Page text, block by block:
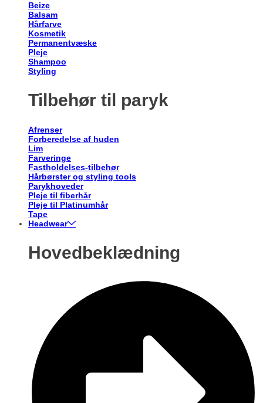
Beize
Balsam
Hårfarve
Kosmetik
Permanentvæske
Pleje
Shampoo
Styling
Tilbehør til paryk
Afrenser
Forberedelse af huden
Lim
Farveringe
Fastholdelses-tilbehør
Hårbørster og styling tools
Parykhoveder
Pleje til fiberhår
Pleje til Platinumhår
Tape
Headwear
Hovedbeklædning